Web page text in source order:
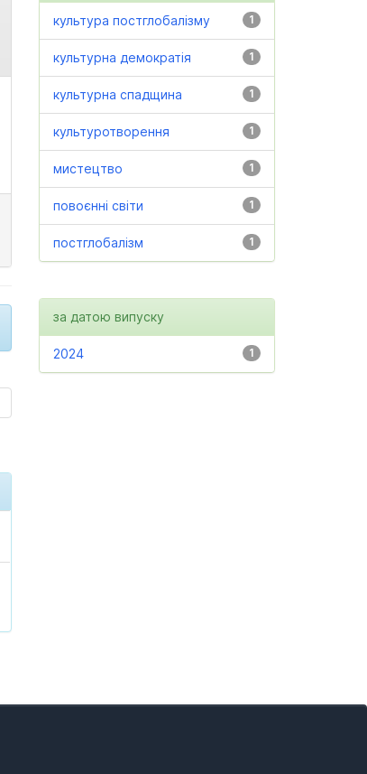
1
культура постглобалізму
1
культурна демократія
1
культурна спадщина
1
культуротворення
1
мистецтво
1
повоєнні світи
1
постглобалізм
за датою випуску
1
2024